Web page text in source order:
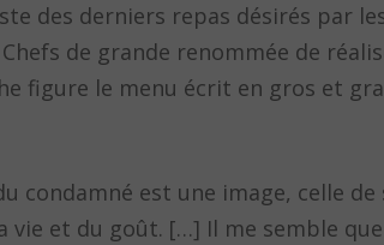
des derniers repas désirés par
de grande renommée de
figure le menu écrit en gros et
condamné est une image, celle
vie et du goût. […] Il me semble